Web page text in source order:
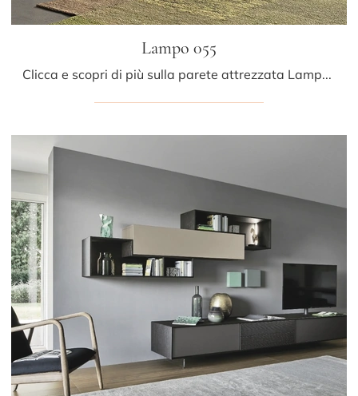
Lampo 055
Clicca e scopri di più sulla parete attrezzata Lampo 055 del marchio Sangiacomo: è la soluzione dalle linee moderne ideale per te.